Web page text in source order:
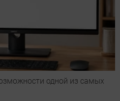
одной из самых